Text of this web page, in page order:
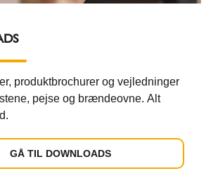
produktbrochurer og vejledninger
pejse og brændeovne. Alt
GÅ TIL DOWNLOADS